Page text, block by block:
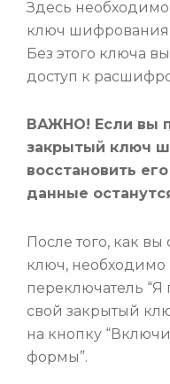
Здесь
ключ шифрования
Без этого ключа
доступ к
ВАЖНО! Если вы
закрытый ключ
восстановить
данные
После того, как
ключ, необходимо
переключатель “Я
свой закрытый
на кнопку
формы”.